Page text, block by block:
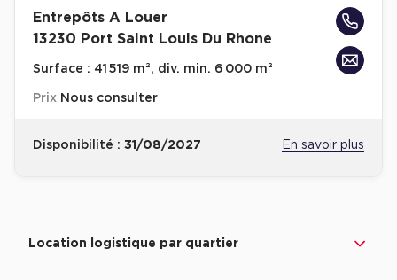
Location d'Entrepôts / Activités à Massy
Location d'Entrepôts / Activités à Rennes
Location d'Entrepôts / Activités à Besançon
Achat d'Entrepôts / Activités en Ille-et-Vilaine
Entrepôts A Louer
13230 Port Saint Louis Du Rhone
Surface : 41 519 m², div. min. 6 000 m²
Prix Nous consulter
Disponibilité : 31/08/2027 En savoir plus
Location logistique par quartier